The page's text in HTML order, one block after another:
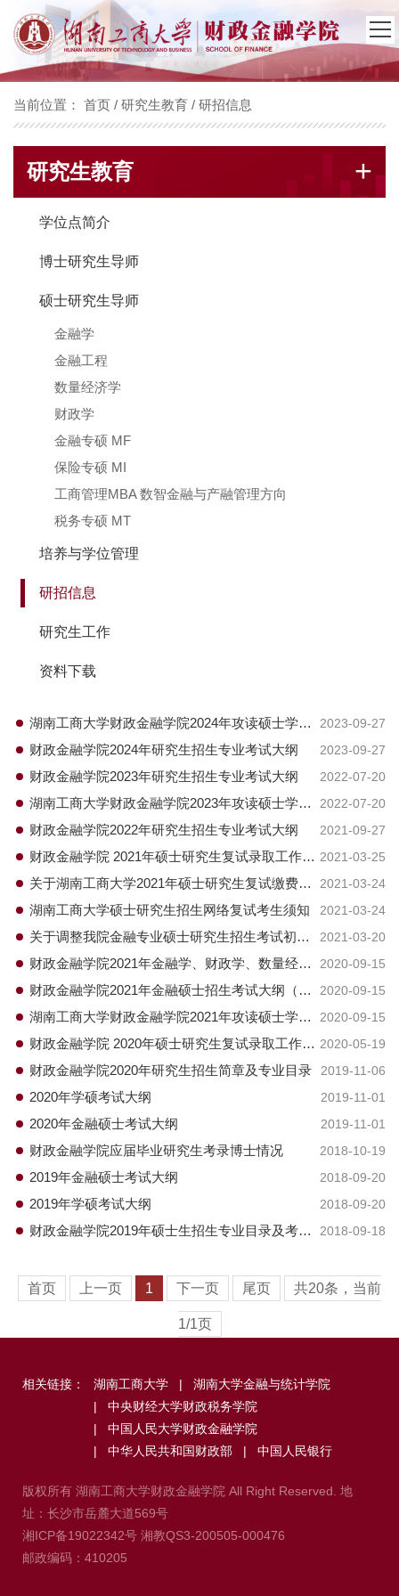
当前位置： 首页 / 研究生教育 / 研招信息
研究生教育 +
学位点简介
博士研究生导师
硕士研究生导师
金融学
金融工程
数量经济学
财政学
金融专硕 MF
保险专硕 MI
工商管理MBA 数智金融与产融管理方向
税务专硕 MT
培养与学位管理
研招信息
研究生工作
资料下载
2023-09-27
湖南工商大学财政金融学院2024年攻读硕士学位
研究生招生简章
2023-09-27
财政金融学院2024年研究生招生专业考试大纲
2022-07-20
财政金融学院2023年研究生招生专业考试大纲
2022-07-20
湖南工商大学财政金融学院2023年攻读硕士学位
研究生招生简章
2021-09-27
财政金融学院2022年研究生招生专业考试大纲
2021-03-25
财政金融学院 2021年硕士研究生复试录取工作方
案
2021-03-24
关于湖南工商大学2021年硕士研究生复试缴费的
通知
2021-03-24
湖南工商大学硕士研究生招生网络复试考生须知
2021-03-20
关于调整我院金融专业硕士研究生招生考试初试
笔试科目的通知
2020-09-15
财政金融学院2021年金融学、财政学、数量经济
学、金融工程专业学术硕士招生考试大纲（学
硕）
2020-09-15
财政金融学院2021年金融硕士招生考试大纲（金
融专硕）
2020-09-15
湖南工商大学财政金融学院2021年攻读硕士学位
研究生招生简章
2020-05-19
财政金融学院 2020年硕士研究生复试录取工作实
施细则
2019-11-06
财政金融学院2020年研究生招生简章及专业目录
2019-11-01
2020年学硕考试大纲
2019-11-01
2020年金融硕士考试大纲
2018-10-19
财政金融学院应届毕业研究生考录博士情况
2018-09-20
2019年金融硕士考试大纲
2018-09-20
2019年学硕考试大纲
2018-09-18
财政金融学院2019年硕士生招生专业目录及考试
首页 上一页 1 下一页 尾页 共20条，当前
1/1页
相关链接： 湖南工商大学 |
湖南大学金融与统计学院
|
中央财经大学财政税务学院
|
中国人民大学财政金融学院
|
中华人民共和国财政部 | 中国人民银行
版权所有 湖南工商大学财政金融学院 All Right Reserved. 地
址：长沙市岳麓大道569号
湘ICP备19022342号 湘教QS3-200505-000476
邮政编码：410205